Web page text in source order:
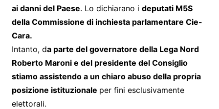
ai danni del Paese. Lo dichiarano i deputati M5S
della Commissione di inchiesta parlamentare Cie-
Cara.
Intanto, da parte del governatore della Lega Nord
Roberto Maroni e del presidente del Consiglio
stiamo assistendo a un chiaro abuso della propria
posizione istituzionale per fini esclusivamente
elettorali.